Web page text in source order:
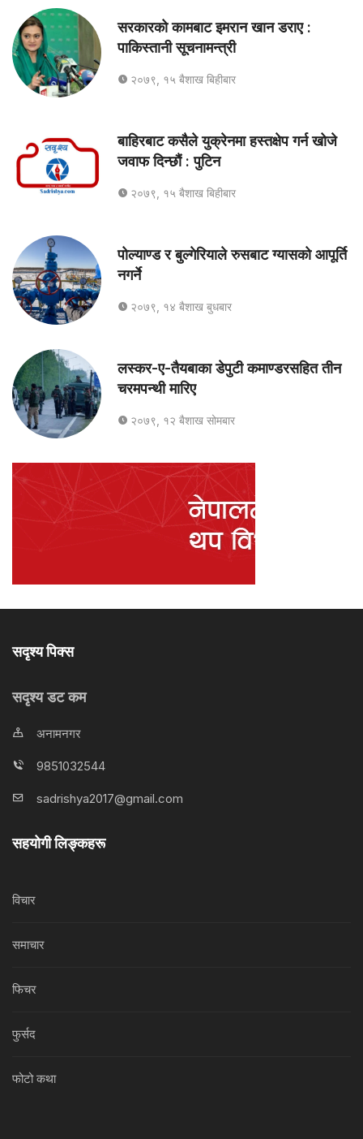
सरकारको कामबाट इमरान खान डराए :
पाकिस्तानी सूचनामन्त्री
२०७९, १५ बैशाख बिहीबार
बाहिरबाट कसैले युक्रेनमा हस्तक्षेप गर्न खोजे
जवाफ दिन्छौं : पुटिन
२०७९, १५ बैशाख बिहीबार
पोल्याण्ड र बुल्गेरियाले रुसबाट ग्यासको आपूर्ति
नगर्ने
२०७९, १४ बैशाख बुधबार
लस्कर-ए-तैयबाका डेपुटी कमाण्डरसहित तीन
चरमपन्थी मारिए
२०७९, १२ बैशाख सोमबार
सदृश्य पिक्स
सदृश्य डट कम
अनामनगर
9851032544
sadrishya2017@gmail.com
सहयोगी लिङ्कहरू
विचार
समाचार
फिचर
फुर्सद
फोटो कथा